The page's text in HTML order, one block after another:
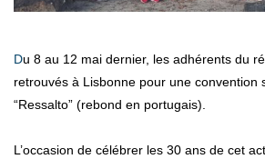
Du 8 au 12 mai dernier, les adhérents du réseau Batiman se sont
retrouvés à Lisbonne pour une convention
“Ressalto” (rebond en portugais).
L’occasion de célébrer les 30 ans de cet